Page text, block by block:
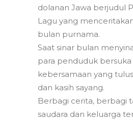
dolanan Jawa berjudul
Lagu yang
bulan purnama.
Saat sinar bulan
para penduduk
kebersamaan yang
dan kasih sayang.
Berbagi cerita, berbagi
saudara dan keluarga